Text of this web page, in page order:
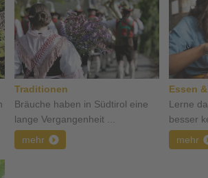
Traditionen
Bräuche haben in Südtirol eine
lange Vergangenheit ...
mehr
Essen
Lerne
besser
mehr